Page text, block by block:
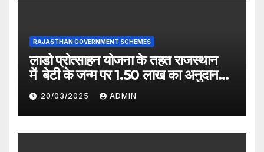
RAJASTHAN GOVERNMENT SCHEMES
लाडो प्रोत्साहन योजना के तहत राजस्थान
में बेटी के जन्म पर 1.50 लाख का अनुदान
देगी सरकार
20/03/2025 ADMIN